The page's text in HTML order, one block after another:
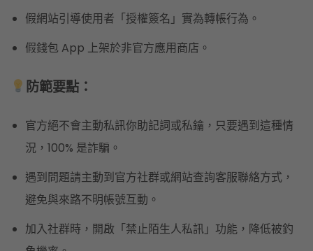
假網站引導使用者「授權簽名」實為轉帳行為。
假錢包 App 上架於非官方應用商店。
防範要點：
官方絕不會主動私訊你助記詞或私鑰，只要遇到這種情
況，100% 是詐騙。
遇到問題請主動到官方社群或網站查詢客服聯絡方式，
避免與來路不明帳號互動。
加入社群時，開啟「禁止陌生人私訊」功能，降低被釣